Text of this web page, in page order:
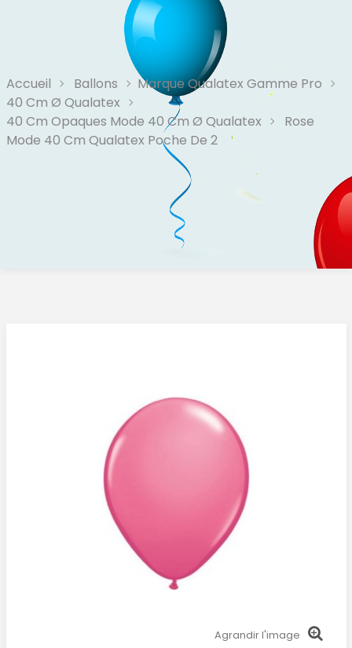
Accueil Ballons
Marque Qualatex Gamme Pro
40 Cm Ø Qualatex
40 Cm Opaques Mode 40 Cm Ø Qualatex
Rose
Mode 40 Cm Qualatex Poche De 2
Agrandir l'image